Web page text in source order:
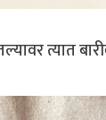
त्यात